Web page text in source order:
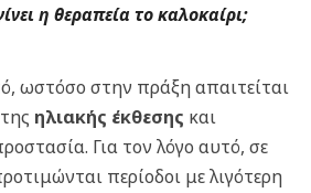
η θεραπεία το καλοκαίρι;
ωστόσο στην πράξη απαιτείται
ηλιακής έκθεσης και
Για τον λόγο αυτό, σε
περίοδοι με λιγότερη